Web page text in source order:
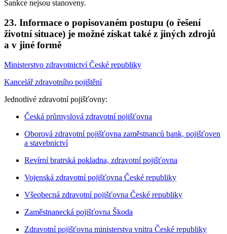
Sankce nejsou stanoveny.
23. Informace o popisovaném postupu (o řešení
životní situace) je možné získat také z jiných zdrojů
a v jiné formě
Ministerstvo zdravotnictví České republiky
Kancelář zdravotního pojištění
Jednotlivé zdravotní pojišťovny:
Česká průmyslová zdravotní pojišťovna
Oborová zdravotní pojišťovna zaměstnanců bank, pojišťoven
a stavebnictví
Revírní bratrská pokladna, zdravotní pojišťovna
Vojenská zdravotní pojišťovna České republiky
Všeobecná zdravotní pojišťovna České republiky
Zaměstnanecká pojišťovna Škoda
Zdravotní pojišťovna ministerstva vnitra České republiky